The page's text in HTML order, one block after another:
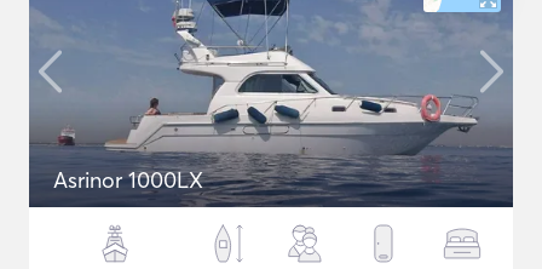
Asrinor 1000LX